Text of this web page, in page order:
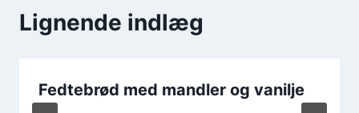
Lignende indlæg
Fedtebrød med mandler og vanilje